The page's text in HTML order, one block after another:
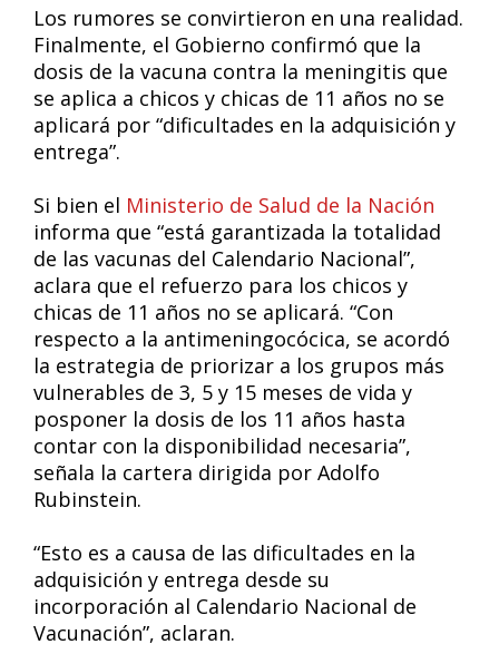
Los rumores se convirtieron en una realidad.
Finalmente, el Gobierno confirmó que la
dosis de la vacuna contra la meningitis que
se aplica a chicos y chicas de 11 años no se
aplicará por “dificultades en la adquisición y
entrega”.
Si bien el Ministerio de Salud de la Nación
informa que “está garantizada la totalidad
de las vacunas del Calendario Nacional”,
aclara que el refuerzo para los chicos y
chicas de 11 años no se aplicará. “Con
respecto a la antimeningocócica, se acordó
la estrategia de priorizar a los grupos más
vulnerables de 3, 5 y 15 meses de vida y
posponer la dosis de los 11 años hasta
contar con la disponibilidad necesaria”,
señala la cartera dirigida por Adolfo
Rubinstein.
“Esto es a causa de las dificultades en la
adquisición y entrega desde su
incorporación al Calendario Nacional de
Vacunación”, aclaran.